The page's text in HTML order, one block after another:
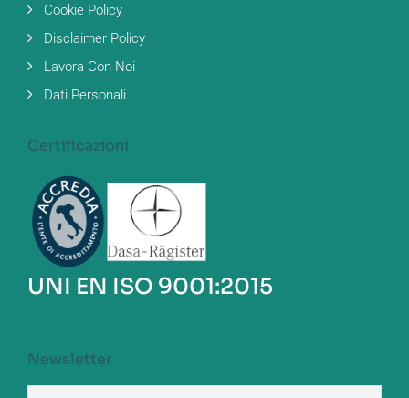
Cookie Policy
Disclaimer Policy
Lavora Con Noi
Dati Personali
Certificazioni
UNI EN ISO 9001:2015
Newsletter